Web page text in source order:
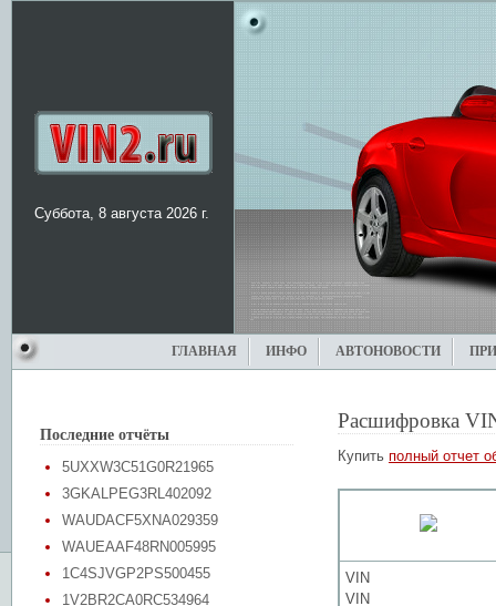
Суббота, 8 августа 2026 г.
ГЛАВНАЯ ИНФО АВТОНОВОСТИ
Последние отчёты
5UXXW3C51G0R21965
3GKALPEG3RL402092
WAUDACF5XNA029359
WAUEAAF48RN005995
1C4SJVGP2PS500455
1V2BR2CA0RC534964
Расшифровка
Купить полный отчет
VIN
VIN